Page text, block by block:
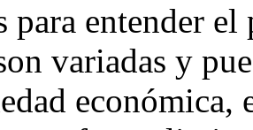
para entender
variadas y
económica,